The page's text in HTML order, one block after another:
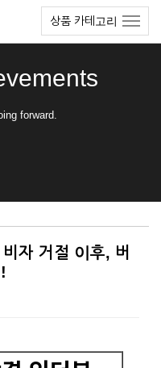
상품 카테고리
forward.
자 거절 이후, 버